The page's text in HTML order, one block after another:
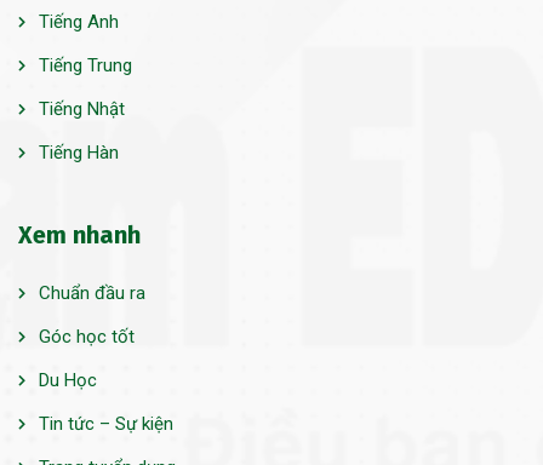
Tiếng Anh
Tiếng Trung
Tiếng Nhật
Tiếng Hàn
Xem nhanh
Chuẩn đầu ra
Góc học tốt
Du Học
Tin tức – Sự kiện